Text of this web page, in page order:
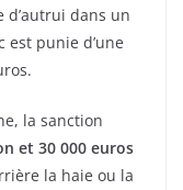
d’autrui dans un
punie d’une
la sanction
et 30 000 euros
la haie ou la